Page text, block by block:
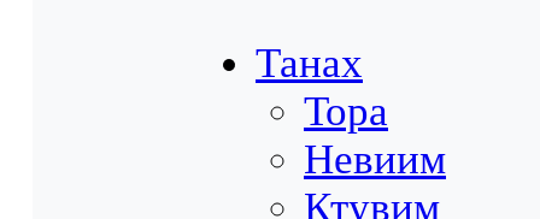
Танах
Тора
Невиим
Ктувим